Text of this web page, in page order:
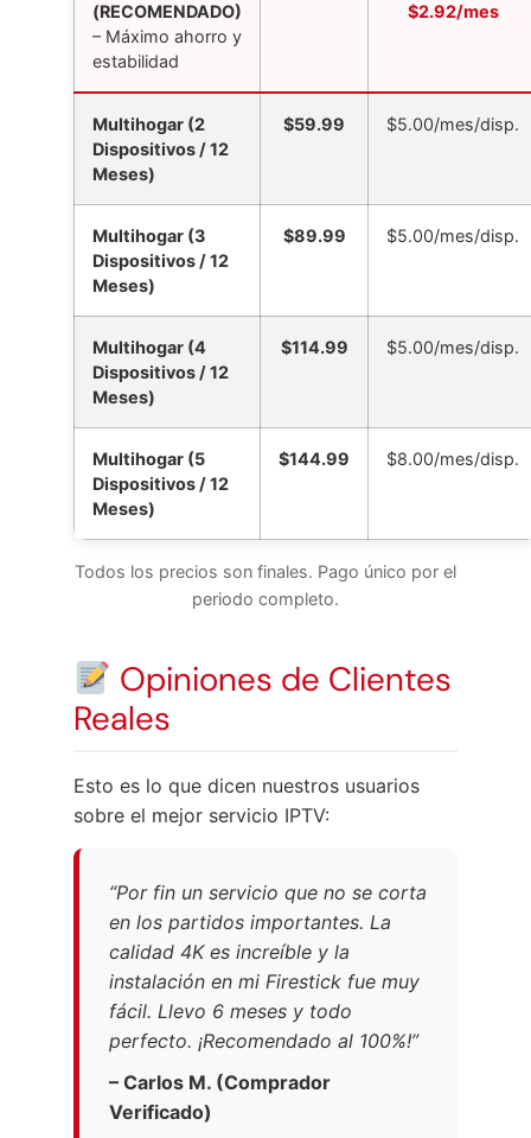
(RECOMENDADO)
– Máximo ahorro y
estabilidad
$2.92/mes
Multihogar (2
Dispositivos / 12
Meses)
$59.99 $5.00/mes/disp.
Multihogar (3
Dispositivos / 12
Meses)
$89.99 $5.00/mes/disp.
Multihogar (4
Dispositivos / 12
Meses)
$114.99 $5.00/mes/disp.
Multihogar (5
Dispositivos / 12
Meses)
$144.99 $8.00/mes/disp.
Todos los precios son finales. Pago único por el
periodo completo.
Opiniones de Clientes
Reales
Esto es lo que dicen nuestros usuarios
sobre el mejor servicio IPTV:
“Por fin un servicio que no se corta
en los partidos importantes. La
calidad 4K es increíble y la
instalación en mi Firestick fue muy
fácil. Llevo 6 meses y todo
perfecto. ¡Recomendado al 100%!”
– Carlos M. (Comprador
Verificado)